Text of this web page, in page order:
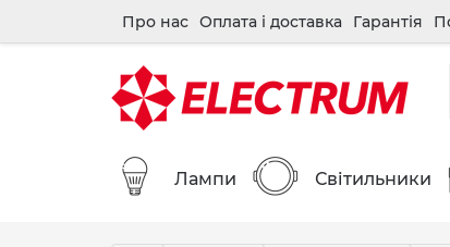
Про нас Оплата і доставка Гарантія
Лампи Світильники